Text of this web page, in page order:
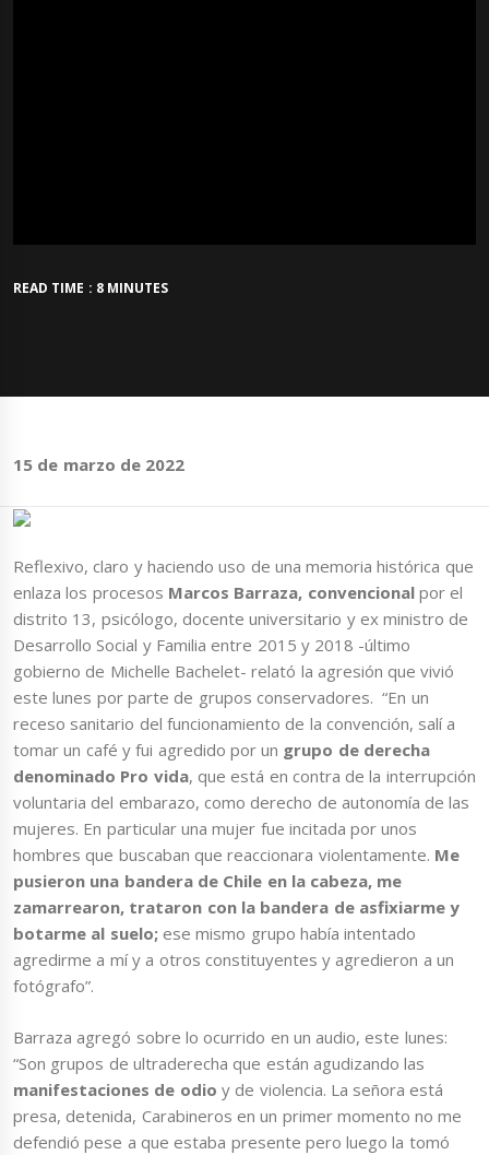
READ TIME : 8 MINUTES
15 de marzo de 2022
Reflexivo, claro y haciendo uso de una memoria histórica que
enlaza los procesos Marcos Barraza, convencional por el
distrito 13, psicólogo, docente universitario y ex ministro de
Desarrollo Social y Familia entre 2015 y 2018 -último
gobierno de Michelle Bachelet- relató la agresión que vivió
este lunes por parte de grupos conservadores. “En un
receso sanitario del funcionamiento de la convención, salí a
tomar un café y fui agredido por un grupo de derecha
denominado Pro vida, que está en contra de la interrupción
voluntaria del embarazo, como derecho de autonomía de las
mujeres. En particular una mujer fue incitada por unos
hombres que buscaban que reaccionara violentamente. Me
pusieron una bandera de Chile en la cabeza, me
zamarrearon, trataron con la bandera de asfixiarme y
botarme al suelo; ese mismo grupo había intentado
agredirme a mí y a otros constituyentes y agredieron a un
fotógrafo”.
Barraza agregó sobre lo ocurrido en un audio, este lunes:
“Son grupos de ultraderecha que están agudizando las
manifestaciones de odio y de violencia. La señora está
presa, detenida, Carabineros en un primer momento no me
defendió pese a que estaba presente pero luego la tomó